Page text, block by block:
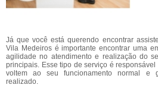
Já que você está querendo encontrar
Vila Medeiros é importante encontrar uma
agilidade no atendimento e realização do
principais. Esse tipo de serviço é
voltem ao seu funcionamento normal e
realizado.